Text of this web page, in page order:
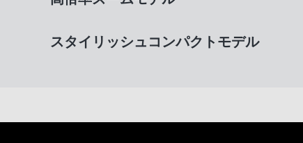
スタイリッシュコンパクトモデル